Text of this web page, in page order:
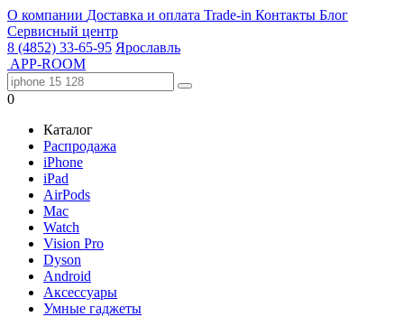
О компании Доставка и оплата Trade-in Контакты Блог
Сервисный центр
8 (4852) 33-65-95 Ярославль
APP-ROOM
0
Каталог
Распродажа
iPhone
iPad
AirPods
Mac
Watch
Vision Pro
Dyson
Android
Аксессуары
Умные гаджеты